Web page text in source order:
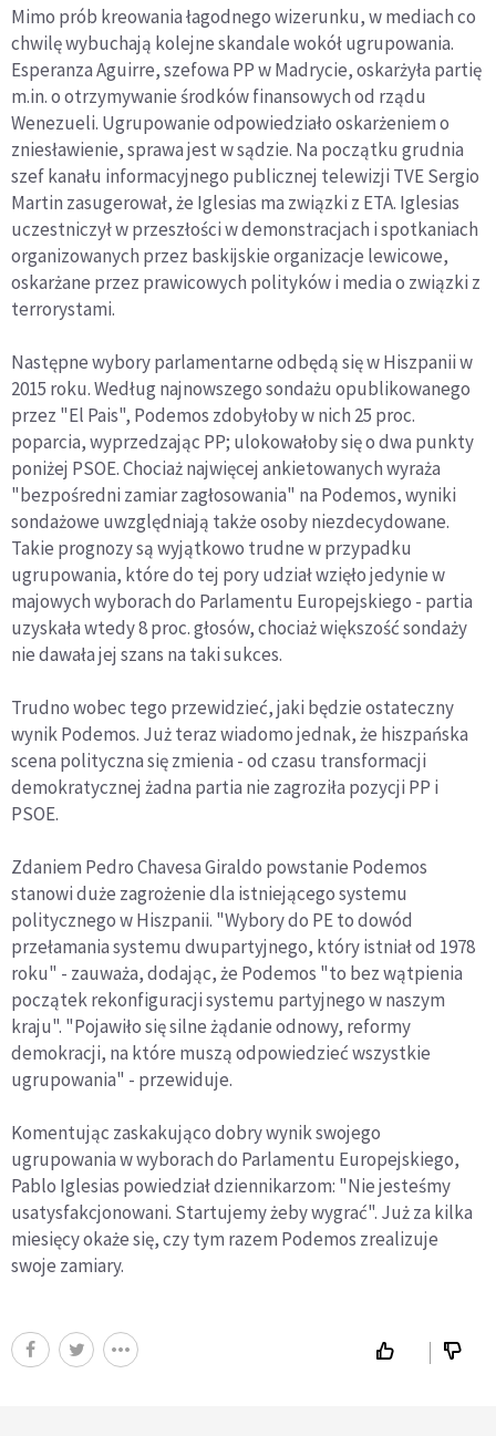
Mimo prób kreowania łagodnego wizerunku, w mediach co
chwilę wybuchają kolejne skandale wokół ugrupowania.
Esperanza Aguirre, szefowa PP w Madrycie, oskarżyła partię
m.in. o otrzymywanie środków finansowych od rządu
Wenezueli. Ugrupowanie odpowiedziało oskarżeniem o
zniesławienie, sprawa jest w sądzie. Na początku grudnia
szef kanału informacyjnego publicznej telewizji TVE Sergio
Martin zasugerował, że Iglesias ma związki z ETA. Iglesias
uczestniczył w przeszłości w demonstracjach i spotkaniach
organizowanych przez baskijskie organizacje lewicowe,
oskarżane przez prawicowych polityków i media o związki z
terrorystami.
Następne wybory parlamentarne odbędą się w Hiszpanii w
2015 roku. Według najnowszego sondażu opublikowanego
przez "El Pais", Podemos zdobyłoby w nich 25 proc.
poparcia, wyprzedzając PP; ulokowałoby się o dwa punkty
poniżej PSOE. Chociaż najwięcej ankietowanych wyraża
"bezpośredni zamiar zagłosowania" na Podemos, wyniki
sondażowe uwzględniają także osoby niezdecydowane.
Takie prognozy są wyjątkowo trudne w przypadku
ugrupowania, które do tej pory udział wzięło jedynie w
majowych wyborach do Parlamentu Europejskiego - partia
uzyskała wtedy 8 proc. głosów, chociaż większość sondaży
nie dawała jej szans na taki sukces.
Trudno wobec tego przewidzieć, jaki będzie ostateczny
wynik Podemos. Już teraz wiadomo jednak, że hiszpańska
scena polityczna się zmienia - od czasu transformacji
demokratycznej żadna partia nie zagroziła pozycji PP i
PSOE.
Zdaniem Pedro Chavesa Giraldo powstanie Podemos
stanowi duże zagrożenie dla istniejącego systemu
politycznego w Hiszpanii. "Wybory do PE to dowód
przełamania systemu dwupartyjnego, który istniał od 1978
roku" - zauważa, dodając, że Podemos "to bez wątpienia
początek rekonfiguracji systemu partyjnego w naszym
kraju". "Pojawiło się silne żądanie odnowy, reformy
demokracji, na które muszą odpowiedzieć wszystkie
ugrupowania" - przewiduje.
Komentując zaskakująco dobry wynik swojego
ugrupowania w wyborach do Parlamentu Europejskiego,
Pablo Iglesias powiedział dziennikarzom: "Nie jesteśmy
usatysfakcjonowani. Startujemy żeby wygrać". Już za kilka
miesięcy okaże się, czy tym razem Podemos zrealizuje
swoje zamiary.